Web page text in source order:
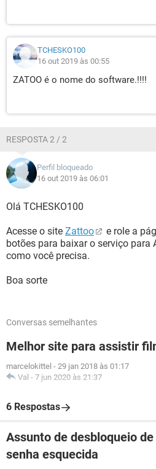
TCHESKO100
16 out 2019 às 00:55
ZATOO é o nome do software.!!!!
RESPOSTA 2 / 2
Perfil bloqueado
16 out 2019 às 06:01
Olá TCHESKO100
Acesse o site Zattoo
e role a
botões para baixar o serviço para
como você precisa.
Boa sorte
Conversas semelhantes
Melhor site para assistir
marcelokittel - 29 jan 2018 às 01:17
Val - 7 jun 2020 às 21:37
6 Respostas
Assunto de desbloqueio
senha esquecida